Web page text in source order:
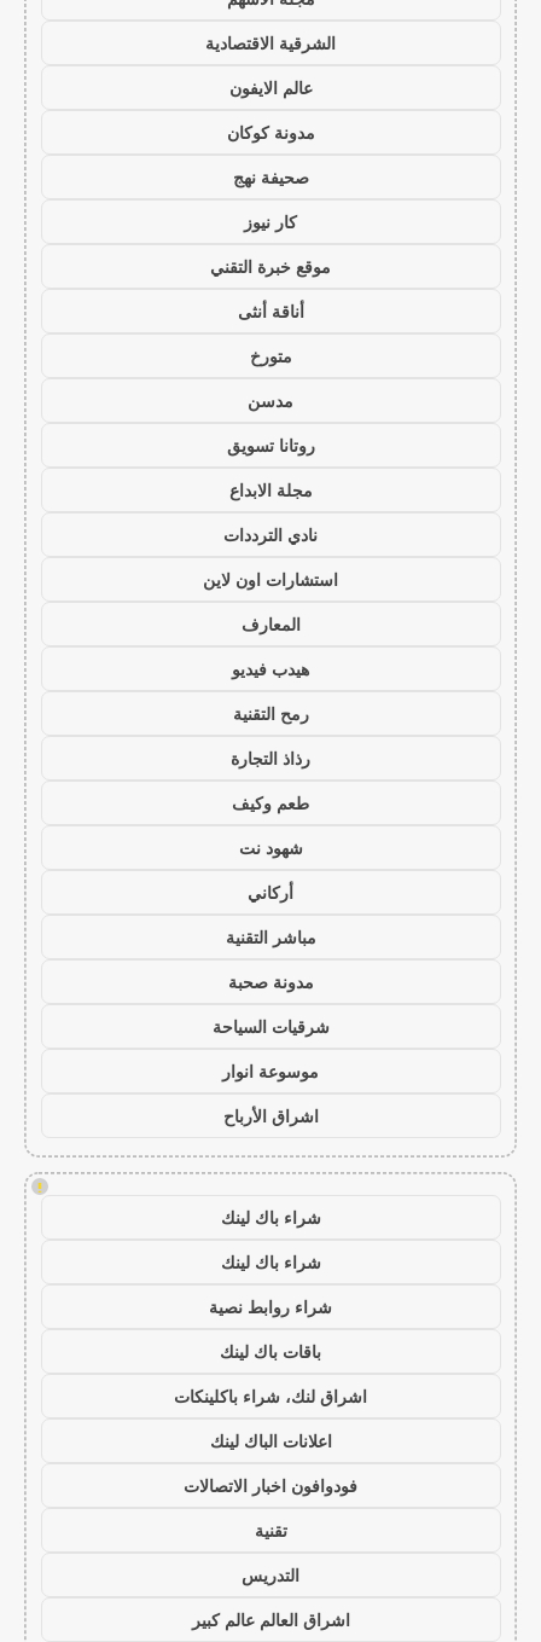
الشرقية الاقتصادية
عالم الايفون
مدونة كوكان
صحيفة نهج
كار نيوز
موقع خبرة التقني
أناقة أنثى
متورخ
مدسن
روتانا تسويق
مجلة الابداع
نادي الترددات
استشارات اون لاين
المعارف
هيدب فيديو
رمح التقنية
رذاذ التجارة
طعم وكيف
شهود نت
أركاني
مباشر التقنية
مدونة صحبة
شرقيات السياحة
موسوعة انوار
اشراق الأرباح
!
شراء باك لينك
شراء باك لينك
شراء روابط نصية
باقات باك لينك
اشراق لنك، شراء باكلينكات
اعلانات الباك لينك
فودوافون اخبار الاتصالات
تقنية
التدريس
اشراق العالم عالم كبير